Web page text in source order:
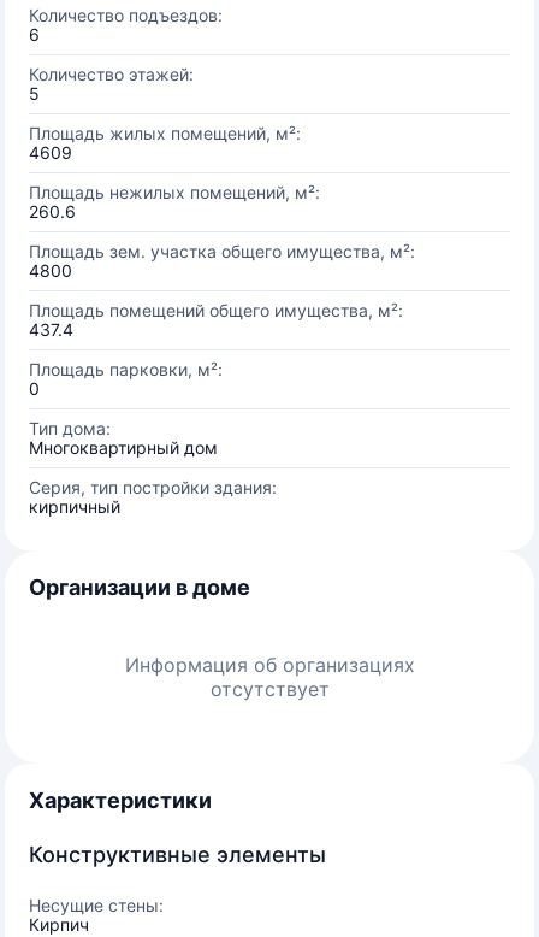
Количество подъездов:
6
Количество этажей:
5
Площадь жилых помещений, м²:
4609
Площадь нежилых помещений, м²:
260.6
Площадь зем. участка общего имущества, м²:
4800
Площадь помещений общего имущества, м²:
437.4
Площадь парковки, м²:
0
Тип дома:
Многоквартирный дом
Серия, тип постройки здания:
кирпичный
Организации в доме
Информация об организациях
отсутствует
Характеристики
Конструктивные элементы
Несущие стены:
Кирпич